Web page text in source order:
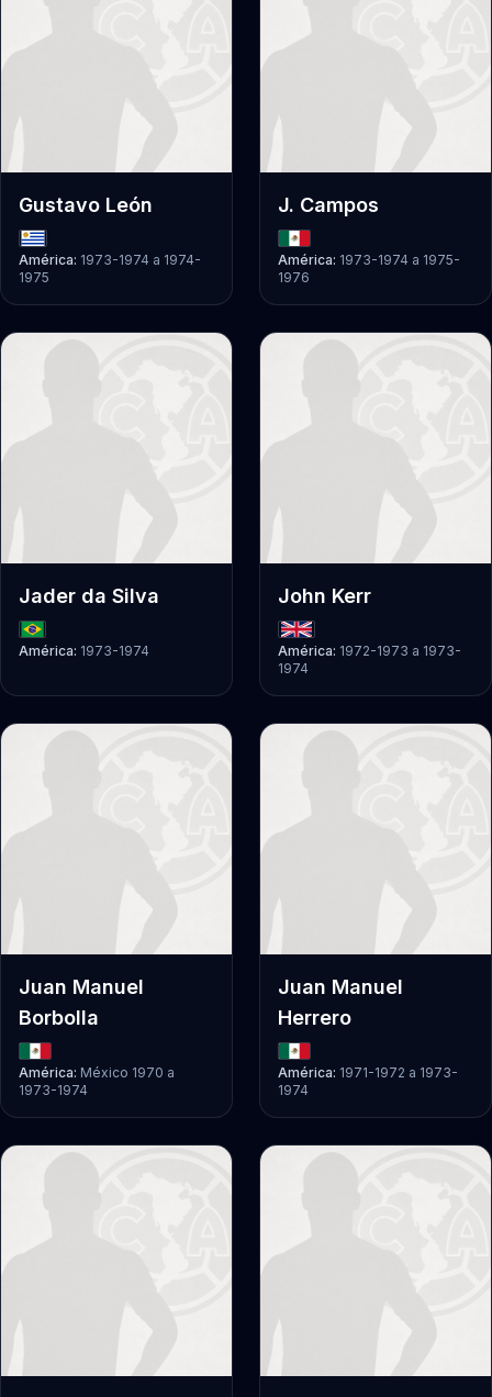
Gustavo León
América: 1973-1974 a 1974-
1975
J. Campos
América: 1973-1974 a 1975-
1976
Jader da Silva
América: 1973-1974
John Kerr
América: 1972-1973 a 1973-
1974
Juan Manuel
Borbolla
América: México 1970 a
1973-1974
Juan Manuel
Herrero
América: 1971-1972 a 1973-
1974